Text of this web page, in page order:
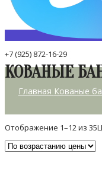
+7 (925) 872-16-29
КОВАНЫЕ
Главная Кованые
Отображение 1–12 из 35